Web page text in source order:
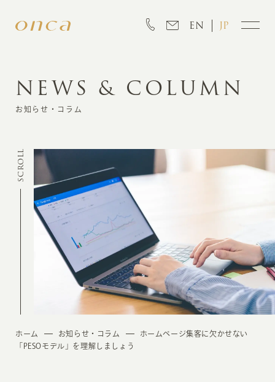
EN JP
INFORMATION
CREATION
MARKETING
NEWS & COLUMN
お知らせ・コラム
SCROLL
ホーム お知らせ・コラム
ホームページ集客に欠かせない
「PESOモデル」を理解しましょう